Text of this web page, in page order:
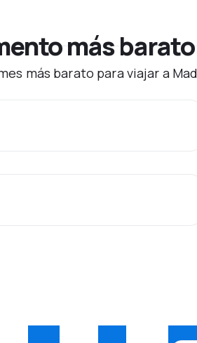
más
más barato para viajar a